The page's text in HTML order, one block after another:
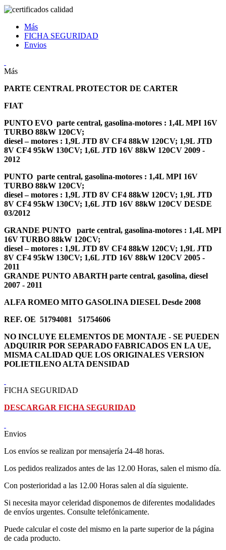
Más
FICHA SEGURIDAD
Envios
Más
PARTE CENTRAL PROTECTOR DE CARTER
FIAT
PUNTO EVO parte central, gasolina-motores : 1,4L MPI 16V
TURBO 88kW 120CV;
diesel – motores : 1,9L JTD 8V CF4 88kW 120CV; 1,9L JTD
8V CF4 95kW 130CV; 1,6L JTD 16V 88kW 120CV 2009 -
2012
PUNTO parte central, gasolina-motores : 1,4L MPI 16V
TURBO 88kW 120CV;
diesel – motores : 1,9L JTD 8V CF4 88kW 120CV; 1,9L JTD
8V CF4 95kW 130CV; 1,6L JTD 16V 88kW 120CV DESDE
03/2012
GRANDE PUNTO parte central, gasolina-motores : 1,4L MPI
16V TURBO 88kW 120CV;
diesel – motores : 1,9L JTD 8V CF4 88kW 120CV; 1,9L JTD
8V CF4 95kW 130CV; 1,6L JTD 16V 88kW 120CV 2005 -
2011
GRANDE PUNTO ABARTH parte central, gasolina, diesel
2007 - 2011
ALFA ROMEO MITO GASOLINA DIESEL Desde 2008
REF. OE 51794081 51754606
NO INCLUYE ELEMENTOS DE MONTAJE - SE PUEDEN
ADQUIRIR POR SEPARADO FABRICADOS EN LA UE,
MISMA CALIDAD QUE LOS ORIGINALES VERSION
POLIETILENO ALTA DENSIDAD
FICHA SEGURIDAD
DESCARGAR FICHA SEGURIDAD
Envios
Los envíos se realizan por mensajería 24-48 horas.
Los pedidos realizados antes de las 12.00 Horas, salen el mismo día.
Con posterioridad a las 12.00 Horas salen al día siguiente.
Si necesita mayor celeridad disponemos de diferentes modalidades
de envíos urgentes. Consulte telefónicamente.
Puede calcular el coste del mismo en la parte superior de la página
de cada producto.